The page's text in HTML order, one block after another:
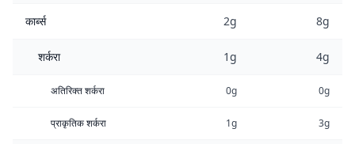
कार्ब्स 2g 8g
शर्करा 1g 4g
अतिरिक्त शर्करा 0g 0g
प्राकृतिक शर्करा 1g 3g